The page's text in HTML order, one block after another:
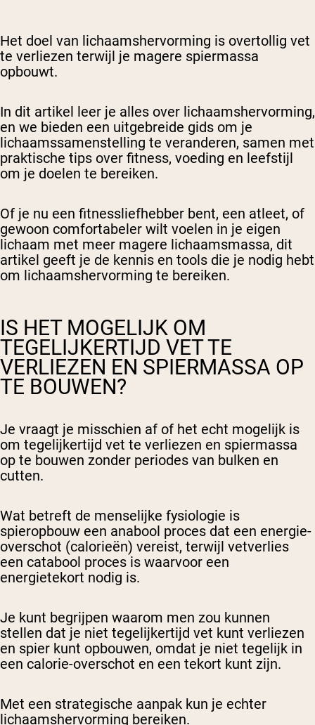
Het doel van lichaamshervorming is overtollig vet
te verliezen terwijl je magere spiermassa
opbouwt.
In dit artikel leer je alles over lichaamshervorming,
en we bieden een uitgebreide gids om je
lichaamssamenstelling te veranderen, samen met
praktische tips over fitness, voeding en leefstijl
om je doelen te bereiken.
Of je nu een fitnessliefhebber bent, een atleet, of
gewoon comfortabeler wilt voelen in je eigen
lichaam met meer magere lichaamsmassa, dit
artikel geeft je de kennis en tools die je nodig hebt
om lichaamshervorming te bereiken.
IS HET MOGELIJK OM
TEGELIJKERTIJD VET TE
VERLIEZEN EN SPIERMASSA OP
TE BOUWEN?
Je vraagt je misschien af of het echt mogelijk is
om tegelijkertijd vet te verliezen en spiermassa
op te bouwen zonder periodes van bulken en
cutten.
Wat betreft de menselijke fysiologie is
spieropbouw een anabool proces dat een energie-
overschot (calorieën) vereist, terwijl vetverlies
een catabool proces is waarvoor een
energietekort nodig is.
Je kunt begrijpen waarom men zou kunnen
stellen dat je niet tegelijkertijd vet kunt verliezen
en spier kunt opbouwen, omdat je niet tegelijk in
een calorie-overschot en een tekort kunt zijn.
Met een strategische aanpak kun je echter
lichaamshervorming bereiken.